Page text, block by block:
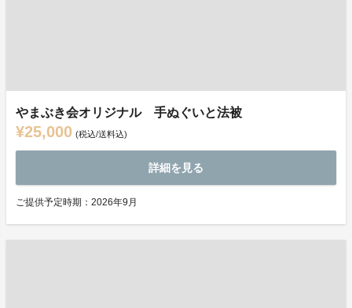
やまぶき会オリジナル 手ぬぐいと法被
¥25,000 (税込/送料込)
詳細を見る
ご提供予定時期：2026年9月